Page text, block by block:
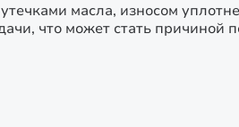
масла, износом
что может стать причиной